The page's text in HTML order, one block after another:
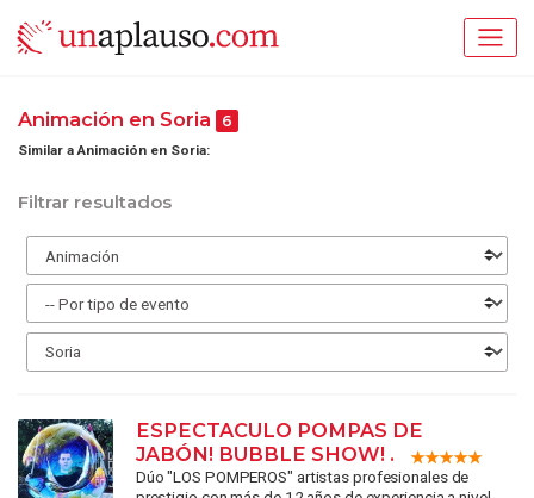
Animación en Soria 6
Similar a Animación en Soria:
Filtrar resultados
ESPECTACULO POMPAS DE
JABÓN! BUBBLE SHOW! .
Dúo "LOS POMPEROS" artistas profesionales de